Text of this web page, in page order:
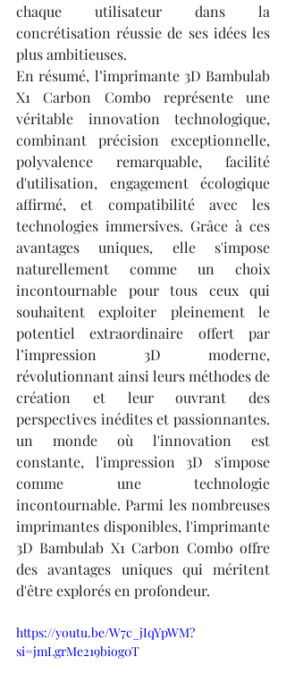
chaque utilisateur dans la
concrétisation réussie de ses idées les
plus ambitieuses.
En résumé, l’imprimante 3D Bambulab
X1 Carbon Combo représente une
véritable innovation technologique,
combinant précision exceptionnelle,
polyvalence remarquable, facilité
d'utilisation, engagement écologique
affirmé, et compatibilité avec les
technologies immersives. Grâce à ces
avantages uniques, elle s'impose
naturellement comme un choix
incontournable pour tous ceux qui
souhaitent exploiter pleinement le
potentiel extraordinaire offert par
l’impression 3D moderne,
révolutionnant ainsi leurs méthodes de
création et leur ouvrant des
perspectives inédites et passionnantes.
un monde où l'innovation est
constante, l'impression 3D s'impose
comme une technologie
incontournable. Parmi les nombreuses
imprimantes disponibles, l'imprimante
3D Bambulab X1 Carbon Combo offre
des avantages uniques qui méritent
d'être explorés en profondeur.
https://youtu.be/W7c_jIqYpWM?
si=jmLgrMe219biog0T